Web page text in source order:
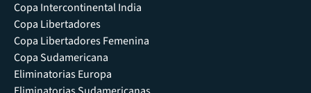
Copa Intercontinental India
Copa Libertadores
Copa Libertadores Femenina
Copa Sudamericana
Eliminatorias Europa